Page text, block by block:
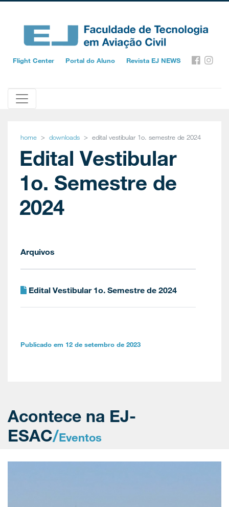
Flight Center Portal do Aluno Revista EJ NEWS
home downloads edital vestibular 1o. semestre de 2024
Edital Vestibular
1o. Semestre de
2024
Arquivos
Edital Vestibular 1o. Semestre de 2024
Publicado em 12 de setembro de 2023
Acontece na EJ-
ESAC/Eventos